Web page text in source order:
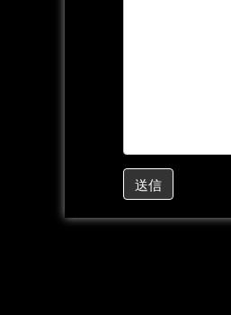
送信